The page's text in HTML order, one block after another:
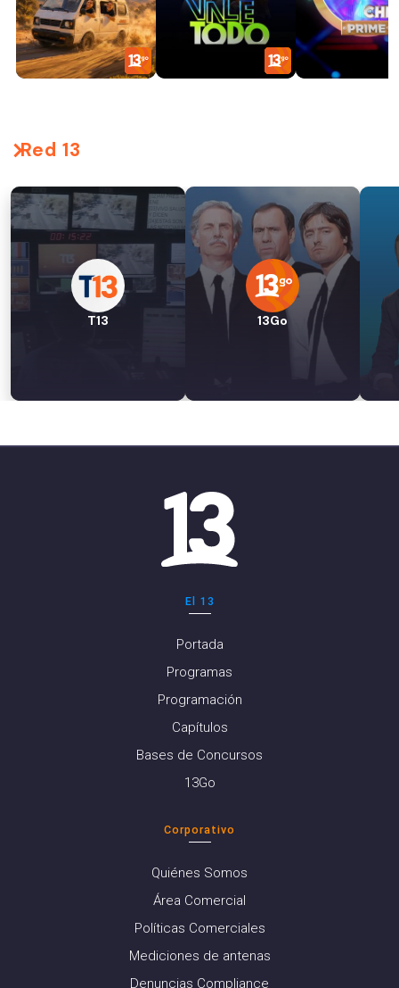
Red 13
T13 13Go
El 13
Portada
Programas
Programación
Capítulos
Bases de Concursos
13Go
Corporativo
Quiénes Somos
Área Comercial
Políticas Comerciales
Mediciones de antenas
Denuncias Compliance